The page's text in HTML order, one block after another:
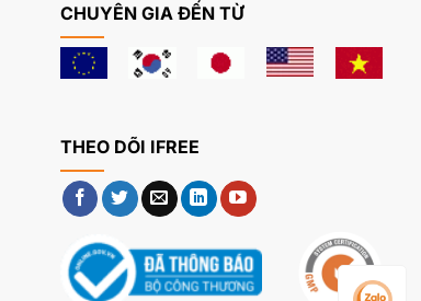
CHUYÊN GIA ĐẾN TỪ
THEO DÕI IFREE